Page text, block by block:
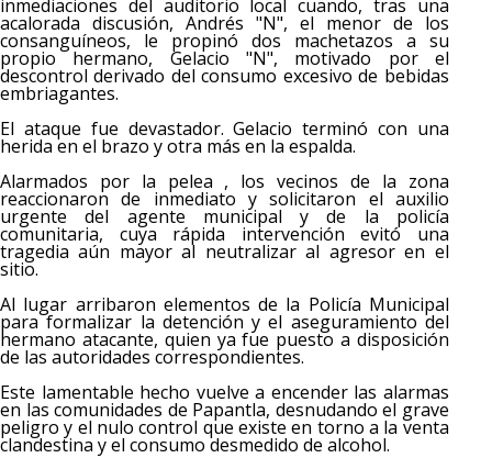
inmediaciones del auditorio local cuando, tras una
acalorada discusión, Andrés "N", el menor de los
consanguíneos, le propinó dos machetazos a su
propio hermano, Gelacio "N", motivado por el
descontrol derivado del consumo excesivo de bebidas
embriagantes.
El ataque fue devastador. Gelacio terminó con una
herida en el brazo y otra más en la espalda.
Alarmados por la pelea , los vecinos de la zona
reaccionaron de inmediato y solicitaron el auxilio
urgente del agente municipal y de la policía
comunitaria, cuya rápida intervención evitó una
tragedia aún mayor al neutralizar al agresor en el
sitio.
Al lugar arribaron elementos de la Policía Municipal
para formalizar la detención y el aseguramiento del
hermano atacante, quien ya fue puesto a disposición
de las autoridades correspondientes.
Este lamentable hecho vuelve a encender las alarmas
en las comunidades de Papantla, desnudando el grave
peligro y el nulo control que existe en torno a la venta
clandestina y el consumo desmedido de alcohol.